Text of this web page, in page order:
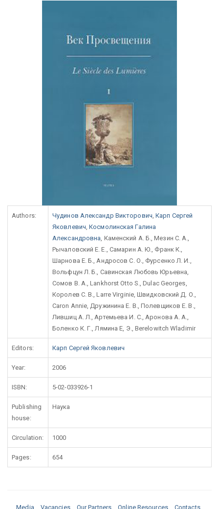
Authors: Чудинов Александр Викторович ,Карп Сергей
Яковлевич ,Космолинская Галина
Александровна , Каменский А. Б., Мезин С. А.,
Рычаловский Е. Е., Самарин А. Ю., Франк К.,
Шарнова Е. Б., Андросов С. О., Фурсенко Л. И.,
Вольфцун Л. Б., Савинская Любовь Юрьевна,
Сомов В. А., Lankhorst Otto S., Dulac Georges,
Королев С. В., Larre Virginie, Швидковский Д. О.,
Caron Annie, Дружинина Е. В., Полевщиков Е. В.,
Лившиц А. Л., Артемьева И. С., Аронова А. А.,
Боленко К. Г., Лямина Е, Э., Berelowitch Wladimir
Editors: Карп Сергей Яковлевич
Year: 2006
ISBN: 5-02-033926-1
Publishing
house:
Наука
Circulation: 1000
Pages: 654
Media Vacancies Our Partners Online Resources Contacts